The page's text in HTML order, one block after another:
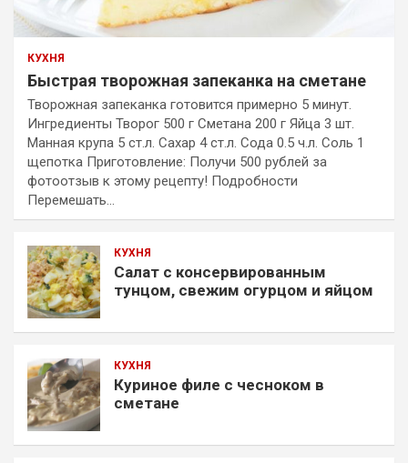
КУХНЯ
Быстрая творожная запеканка на сметане
Творожная запеканка готовится примерно 5 минут.
Ингредиенты Творог 500 г Сметана 200 г Яйца 3 шт.
Манная крупа 5 ст.л. Сахар 4 ст.л. Сода 0.5 ч.л. Соль 1
щепотка Приготовление: Получи 500 рублей за
фотоотзыв к этому рецепту! Подробности
Перемешать…
КУХНЯ
Салат с консервированным
тунцом, свежим огурцом и яйцом
КУХНЯ
Куриное филе с чесноком в
сметане